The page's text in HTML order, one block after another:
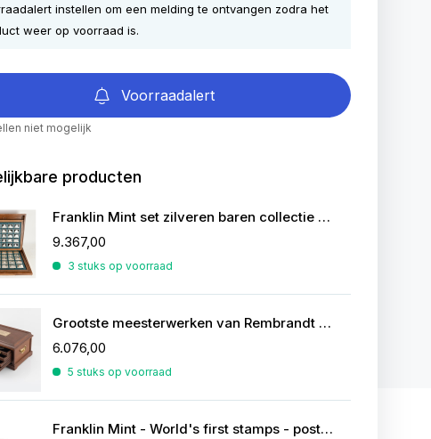
instellen om een melding te ontvangen zodra het
weer op voorraad is.
Voorraadalert
niet mogelijk
producten
Franklin Mint set zilveren baren collectie van de mooiste zeilschepen
9.367,00
3 stuks op voorraad
Grootste meesterwerken van Rembrandt in zilver
6.076,00
5 stuks op voorraad
Franklin Mint - World's first stamps - postzegels in sterling zilver